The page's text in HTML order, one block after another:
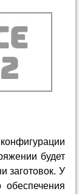
конфигурации
будет
заготовок. У
обеспечения